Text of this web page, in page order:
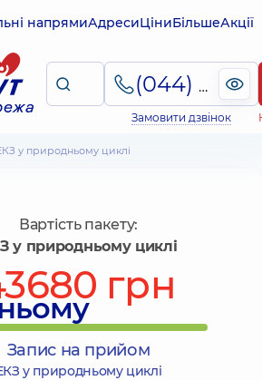
напрямиАдресиЦіниБільшеАкції
(044) 495-2-888
Замовити дзвінок
ЕКЗ у природньому циклі
Вартість пакету:
у природньому циклі
грн
Запис на прийом
у природньому циклі